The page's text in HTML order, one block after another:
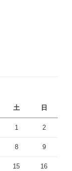
土 日
1 2
8 9
15 16